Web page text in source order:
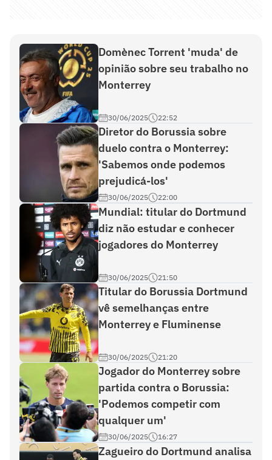
Domènec Torrent 'muda' de
opinião sobre seu trabalho no
Monterrey
30/06/2025 22:52
Diretor do Borussia sobre
duelo contra o Monterrey:
'Sabemos onde podemos
prejudicá-los'
30/06/2025 22:00
Mundial: titular do Dortmund
diz não estudar e conhecer
jogadores do Monterrey
30/06/2025 21:50
Titular do Borussia Dortmund
vê semelhanças entre
Monterrey e Fluminense
30/06/2025 21:20
Jogador do Monterrey sobre
partida contra o Borussia:
'Podemos competir com
qualquer um'
30/06/2025 16:27
Zagueiro do Dortmund analisa